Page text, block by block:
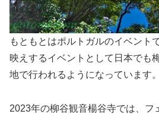
もともとはポルトガルのイベント
映えするイベントとして日本でも
地で行われるようになっています。
2023年の柳谷観音楊谷寺では、フ